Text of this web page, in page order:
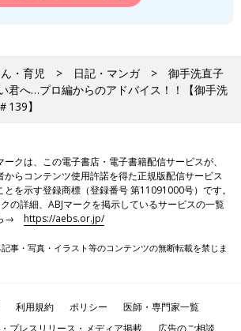
・育児 日記・マンガ
御手洗直子
君へ…プロ編からのアドバイス！！【御手洗
139】
ークは、この電子書店・電子書籍配信サービスが、
からコンテンツ使用許諾を得た正規版配信サービス
とを示す登録商標（登録番号 第11091000号）です。
の詳細、ABJマークを掲示しているサービスの一覧
ら→https://aebs.or.jp/
事・写真・イラスト等のコンテンツの無断転載を禁じま
利用規約 ポリシー
医師・専門家一覧